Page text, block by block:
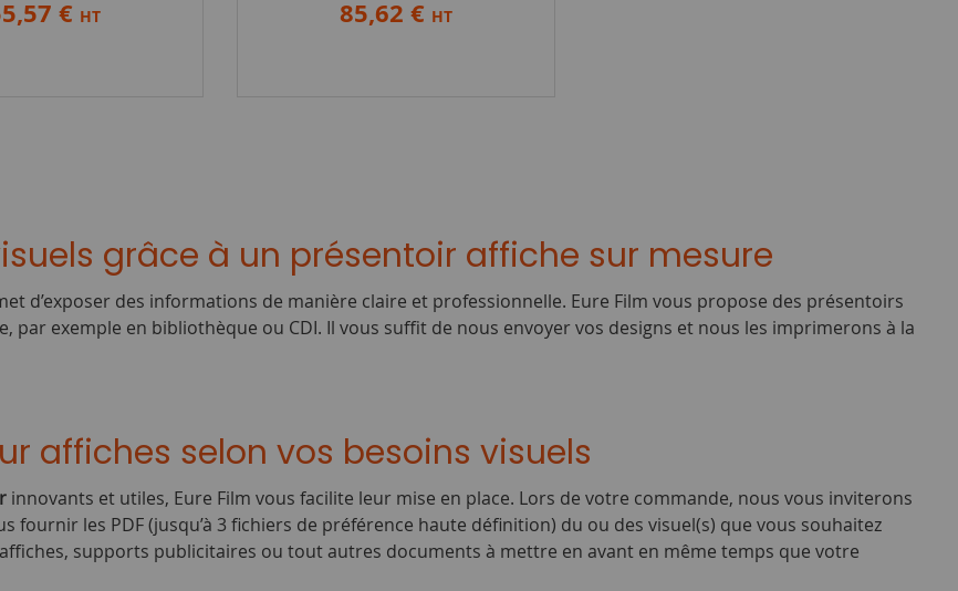
€ HT 85,62 € HT
grâce à un présentoir affiche sur mesure
d’exposer des informations de manière claire et professionnelle. Eure Film vous propose des présentoirs
exemple en bibliothèque ou CDI. Il vous suffit de nous envoyer vos designs et nous les imprimerons à la
affiches selon vos besoins visuels
innovants et utiles, Eure Film vous facilite leur mise en place. Lors de votre commande, nous vous inviterons
fournir les PDF (jusqu’à 3 fichiers de préférence haute définition) du ou des visuel(s) que vous souhaitez
supports publicitaires ou tout autres documents à mettre en avant en même temps que votre